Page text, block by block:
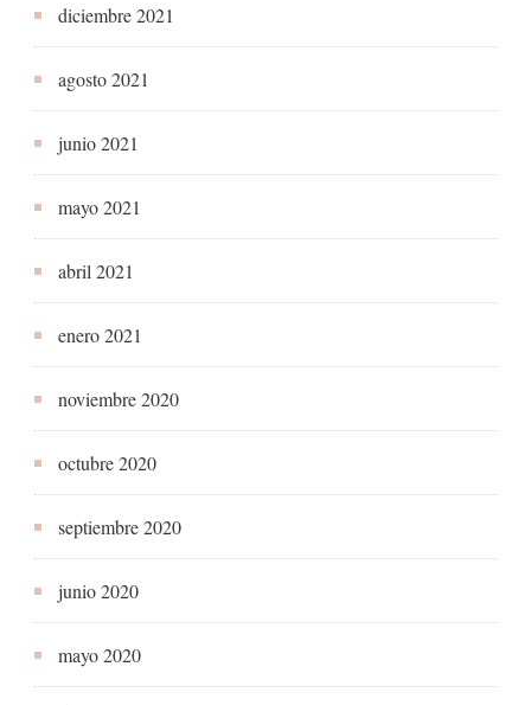
diciembre 2021
agosto 2021
junio 2021
mayo 2021
abril 2021
enero 2021
noviembre 2020
octubre 2020
septiembre 2020
junio 2020
mayo 2020